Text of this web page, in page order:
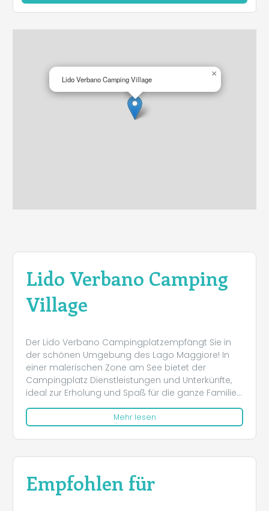
Lido Verbano Camping
Village
Der Lido Verbano Campingplatzempfängt Sie in
der schönen Umgebung des Lago Maggiore! In
einer malerischen Zone am See bietet der
Campingplatz Dienstleistungen und Unterkünfte,
ideal zur Erholung und Spaß für die ganze Familie.
Von Bungalows über Chalets bis zu Stellplätzen,
kann jeder Gast einen großen privaten und
abgelegenen Raum genießen, um seinen Urlaub
am See in völliger Entspannung zu erleben! Der
Campingplatz Lido Verbano ist heute einer der
Dank der vielen Dienstleistungen die er seinen
Gästen bietet, wie ein direkter Zugang zum
Mehr lesen
Empfohlen für
Lido Verbano Camping Village
×